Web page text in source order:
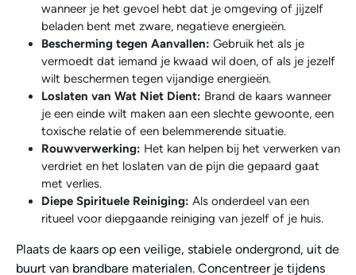
wanneer je het gevoel hebt dat je omgeving of jijzelf
beladen bent met zware, negatieve energieën.
Bescherming tegen Aanvallen: Gebruik het als je
vermoedt dat iemand je kwaad wil doen, of als je jezelf
wilt beschermen tegen vijandige energieën.
Loslaten van Wat Niet Dient: Brand de kaars wanneer
je een einde wilt maken aan een slechte gewoonte, een
toxische relatie of een belemmerende situatie.
Rouwverwerking: Het kan helpen bij het verwerken van
verdriet en het loslaten van de pijn die gepaard gaat
met verlies.
Diepe Spirituele Reiniging: Als onderdeel van een
ritueel voor diepgaande reiniging van jezelf of je huis.
Plaats de kaars op een veilige, stabiele ondergrond, uit de
buurt van brandbare materialen. Concentreer je tijdens